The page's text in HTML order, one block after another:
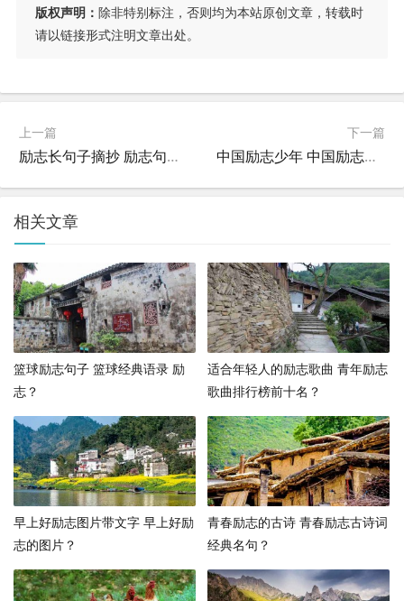
版权声明： 除非特别标注，否则均为本站原创文章，转载时
请以链接形式注明文章出处。
上一篇
励志长句子摘抄 励志句子摘抄 经典语录？
下一篇
中国励志少年 中国励志少年田进演讲读后感500字？
相关文章
篮球励志句子 篮球经典语录 励
志？
适合年轻人的励志歌曲 青年励志
歌曲排行榜前十名？
早上好励志图片带文字 早上好励
志的图片？
青春励志的古诗 青春励志古诗词
经典名句？